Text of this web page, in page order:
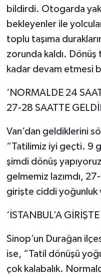
bildirdi. Otogarda
bekleyenler ile
toplu taşıma
zorunda kaldı. Dönüş
kadar devam etmesi
‘NORMALDE 24
27-28 SAATTE
Van’dan geldiklerini
“Tatilimiz iyi geçti. 9
şimdi dönüş
gelmemiz lazımdı,
girişte ciddi yoğunluk
‘İSTANBUL’A
Sinop’un Durağan
ise, “Tatil dönüşü
çok kalabalık.